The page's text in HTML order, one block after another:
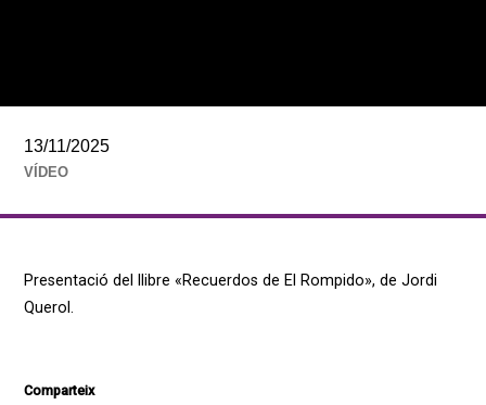
13/11/2025
VÍDEO
Presentació del llibre «Recuerdos de El Rompido», de Jordi
Querol.
Comparteix